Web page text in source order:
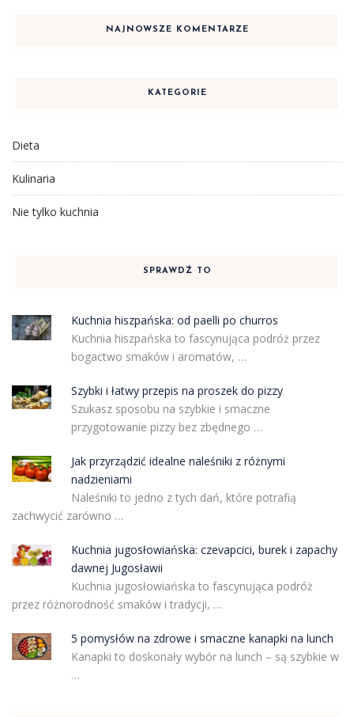
NAJNOWSZE KOMENTARZE
KATEGORIE
Dieta
Kulinaria
Nie tylko kuchnia
SPRAWDŹ TO
Kuchnia hiszpańska: od paelli po churros
Kuchnia hiszpańska to fascynująca podróż przez
bogactwo smaków i aromatów, …
Szybki i łatwy przepis na proszek do pizzy
Szukasz sposobu na szybkie i smaczne
przygotowanie pizzy bez zbędnego …
Jak przyrządzić idealne naleśniki z różnymi
nadzieniami
Naleśniki to jedno z tych dań, które potrafią
zachwycić zarówno …
Kuchnia jugosłowiańska: czevapcici, burek i zapachy
dawnej Jugosławii
Kuchnia jugosłowiańska to fascynująca podróż
przez różnorodność smaków i tradycji, …
5 pomysłów na zdrowe i smaczne kanapki na lunch
Kanapki to doskonały wybór na lunch – są szybkie w
…